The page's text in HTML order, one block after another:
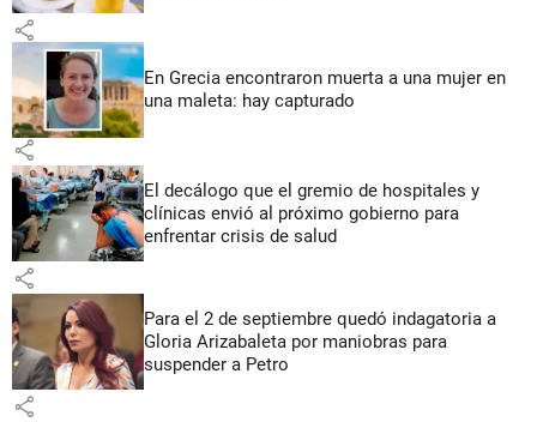
share
En Grecia encontraron muerta a una mujer en
una maleta: hay capturado
share
El decálogo que el gremio de hospitales y
clínicas envió al próximo gobierno para
enfrentar crisis de salud
share
Para el 2 de septiembre quedó indagatoria a
Gloria Arizabaleta por maniobras para
suspender a Petro
share